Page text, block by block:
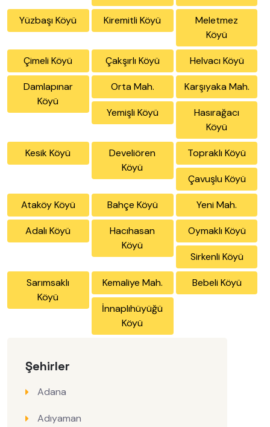
Şehirler
Adana
Adıyaman
Yüzbaşı Köyü Kiremitli Köyü
Meletmez
Köyü
Çimeli Köyü Çakşırlı Köyü Helvacı Köyü
Damlapınar
Köyü
Orta Mah. Karşıyaka Mah.
Yemişli Köyü
Hasırağacı
Köyü
Kesik Köyü
Develiören
Köyü
Topraklı Köyü
Çavuşlu Köyü
Ataköy Köyü Bahçe Köyü Yeni Mah.
Adalı Köyü
Hacıhasan
Köyü
Oymaklı Köyü
Sirkenli Köyü
Sarımsaklı
Köyü
Kemaliye Mah. Bebeli Köyü
İnnaplıhüyüğü
Köyü